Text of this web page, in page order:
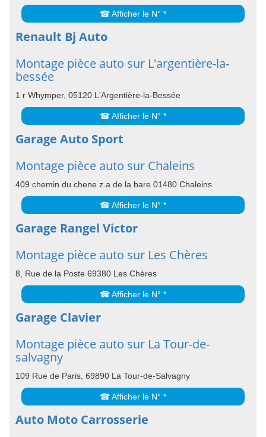
☎ Afficher le N° *
Renault Bj Auto
Montage pièce auto sur L'argentière-la-
bessée
1 r Whymper, 05120 L'Argentière-la-Bessée
☎ Afficher le N° *
Garage Auto Sport
Montage pièce auto sur Chaleins
409 chemin du chene z.a de la bare 01480 Chaleins
☎ Afficher le N° *
Garage Rangel Victor
Montage pièce auto sur Les Chères
8, Rue de la Poste 69380 Les Chères
☎ Afficher le N° *
Garage Clavier
Montage pièce auto sur La Tour-de-
salvagny
109 Rue de Paris, 69890 La Tour-de-Salvagny
☎ Afficher le N° *
Auto Moto Carrosserie